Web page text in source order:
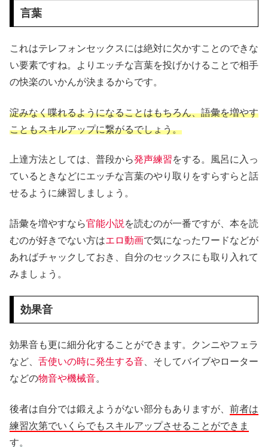
言葉
これはテレフォンセックスには絶対に欠かすことのできな
い要素ですね。よりエッチな言葉を投げかけることで相手
の快楽のいかんが決まるからです。
淀みなく喋れるようになることはもちろん、語彙を増やす
こともスキルアップに繋がるでしょう。
上達方法としては、普段から発声練習をする。風呂に入っ
ているときなどにエッチな言葉のやり取りをすらすらと話
せるように練習しましょう。
語彙を増やすなら官能小説 を読むのが一番ですが、本を読
むのが好きでない方はエロ動画で気になったワードなどが
あればチャックしておき、自分のセックスにも取り入れて
みましょう。
効果音
効果音も更に細分化することができます。クンニやフェラ
など、 舌使いの時に発生する音 、そしてバイブやローター
などの物音や機械音。
後者は自分では鍛えようがない部分もありますが、 前者は
練習次第でいくらでもスキルアップさせることができま
す。